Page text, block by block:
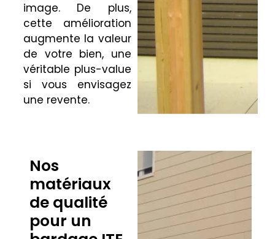
image. De plus,
cette amélioration
augmente la valeur
de votre bien, une
véritable plus-value
si vous envisagez
une revente.
Nos
matériaux
de qualité
pour un